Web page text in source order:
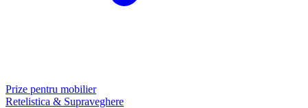
Prize pentru mobilier
Retelistica & Supraveghere